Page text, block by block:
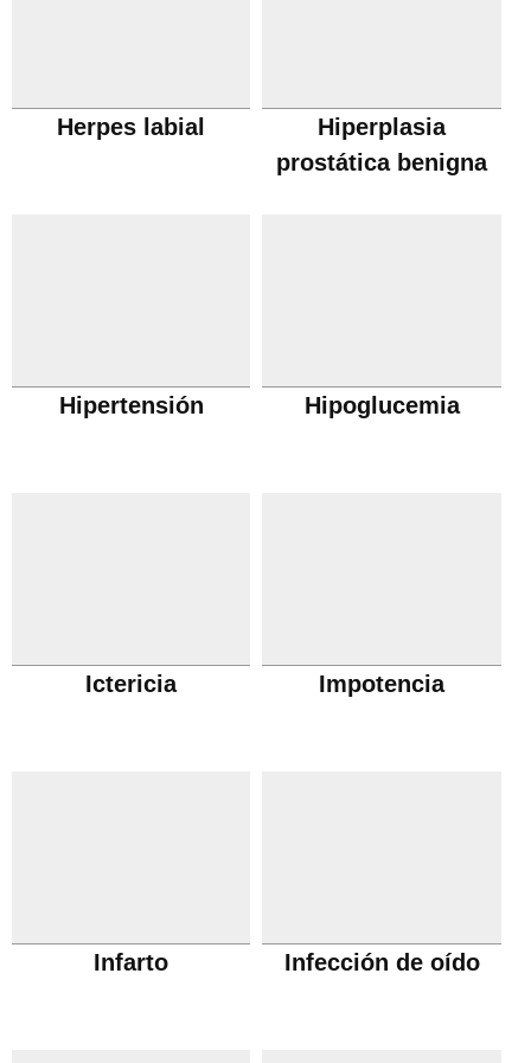
Herpes labial
Hiperplasia
prostática benigna
Hipertensión Hipoglucemia
Ictericia Impotencia
Infarto Infección de oído